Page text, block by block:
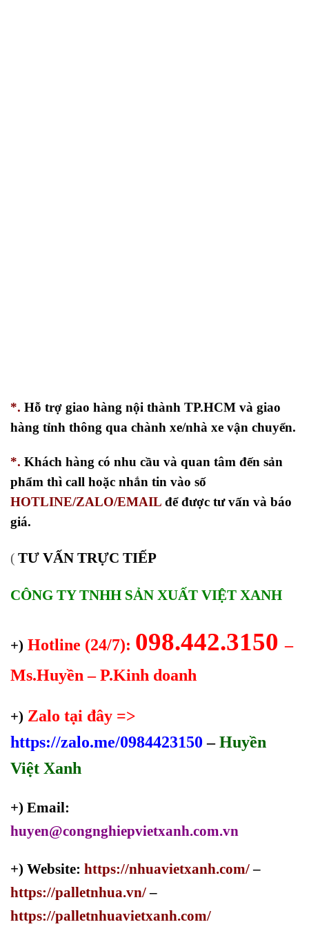
*. Hỗ trợ giao hàng nội thành TP.HCM và giao
hàng tỉnh thông qua chành xe/nhà xe vận chuyển.
*. Khách hàng có nhu cầu và quan tâm đến sản
phẩm thì call hoặc nhắn tin vào số
HOTLINE/ZALO/EMAIL để được tư vấn và báo
giá.
( TƯ VẤN TRỰC TIẾP
CÔNG TY TNHH SẢN XUẤT VIỆT XANH
+) Hotline (24/7): 098.442.3150–
Ms.Huyền – P.Kinh doanh
+) Zalo tại đây =>
https://zalo.me/0984423150 –Huyền
Việt Xanh
+) Email:
huyen@congnghiepvietxanh.com.vn
+) Website: https://nhuavietxanh.com/–
https://palletnhua.vn/ –
https://palletnhuavietxanh.com/